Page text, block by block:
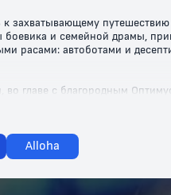
к захватывающему
боевика и семейной драмы,
расами: автоботами и
во главе с благородным
динамичными сценами,
увидеть, как
захватывающий мир
Alloha